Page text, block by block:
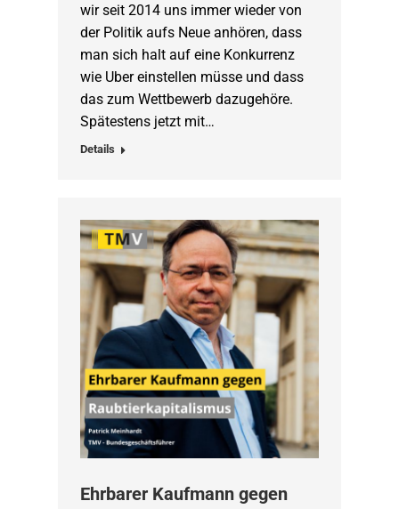
wir seit 2014 uns immer wieder von
der Politik aufs Neue anhören, dass
man sich halt auf eine Konkurrenz
wie Uber einstellen müsse und dass
das zum Wettbewerb dazugehöre.
Spätestens jetzt mit…
Details
Ehrbarer Kaufmann gegen